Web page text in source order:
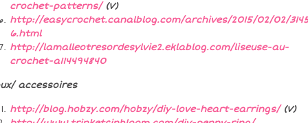
crochet-patterns/(V)
http://easycrochet.canalblog.com/archives/2015/02/02/
6.html
http://lamalleotresordesylvie2.eklablog.com/liseuse-au-
crochet-a114494840
accessoires
http://blog.hobzy.com/hobzy/diy-love-heart-earrings/(V)